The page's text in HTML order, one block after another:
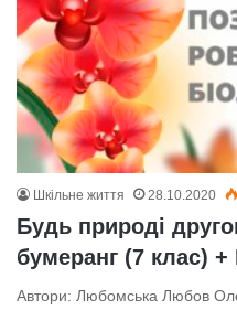
Шкільне життя 28.10.2020
Будь природі
бумеранг (7 клас) +
Автори: Любомська Любов